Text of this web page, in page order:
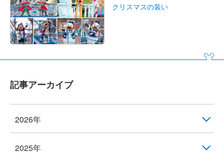
クリスマスの装い
記事アーカイブ
2026年
2025年